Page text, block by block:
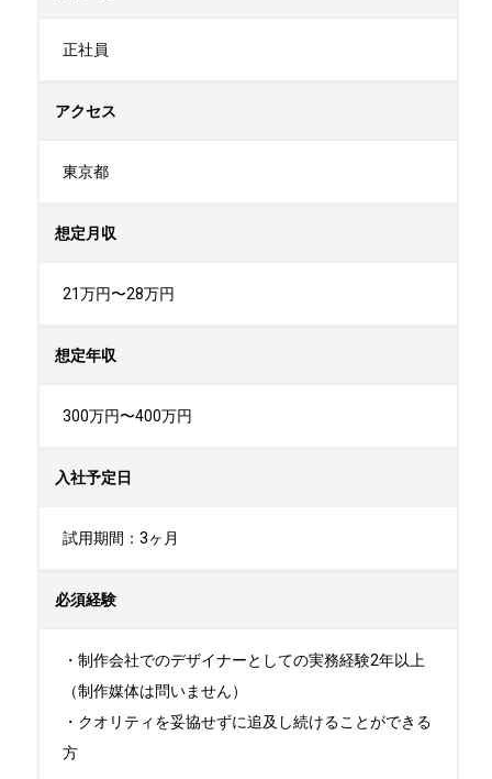
正社員
アクセス
東京都
想定月収
21万円〜28万円
想定年収
300万円〜400万円
入社予定日
試用期間：3ヶ月
必須経験
・制作会社でのデザイナーとしての実務経験2年以上
（制作媒体は問いません）
・クオリティを妥協せずに追及し続けることができる
方